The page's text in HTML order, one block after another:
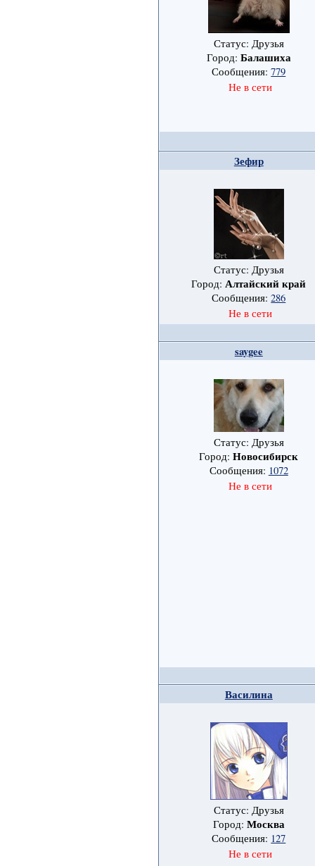
Статус: Друзья
Город: Балашиха
Сообщения:779
Не в сети
Зефир
Статус: Друзья
Город:Алтайский край
Сообщения:286
Не в сети
saygee
Статус: Друзья
Город:Новосибирск
Сообщения: 1072
Не в сети
Василина
Статус: Друзья
Город: Москва
Сообщения: 127
Не в сети